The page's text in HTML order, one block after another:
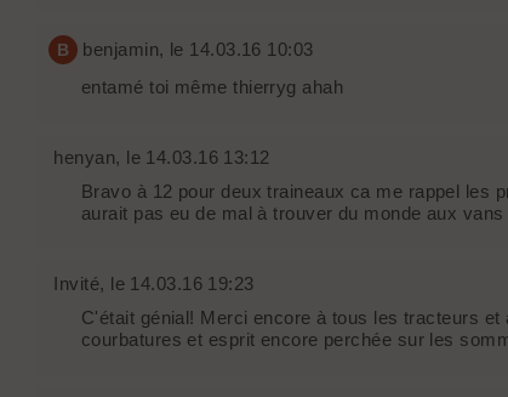
B benjamin, le 14.03.16 10:03
entamé toi même thierryg ahah
henyan, le 14.03.16 13:12
Bravo à 12 pour deux traineaux ca me rappel les
aurait pas eu de mal à trouver du monde aux
Invité, le 14.03.16 19:23
C'était génial! Merci encore à tous les tracteurs
courbatures et esprit encore perchée sur les